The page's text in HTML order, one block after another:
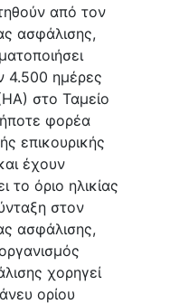
από τον
ασφάλισης,
4.500 ημέρες
στο Ταμείο
φορέα
επικουρικής
έχουν
το όριο ηλικίας
στον
ασφάλισης,
χορηγεί
ορίου